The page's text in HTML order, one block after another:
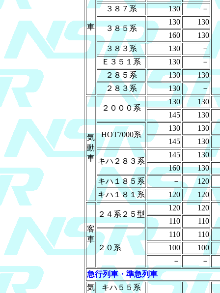
車
３８７系
130 －
３８５系
130
130
160
130
３８３系
130
－
Ｅ３５１系
130
－
２８５系
130
130
２８３系
130 －
気
動
車
２０００系
130
130
145
130
HOT7000系
130
130
145
130
キハ２８３系
145
130
160
130
キハ１８５系
－
120
キハ１８１系
120 120
客
車
２４系２５型
120
120
110
110
２０系
110
110
100
100
－
－
急行列車・準急列車
気
キハ５５系